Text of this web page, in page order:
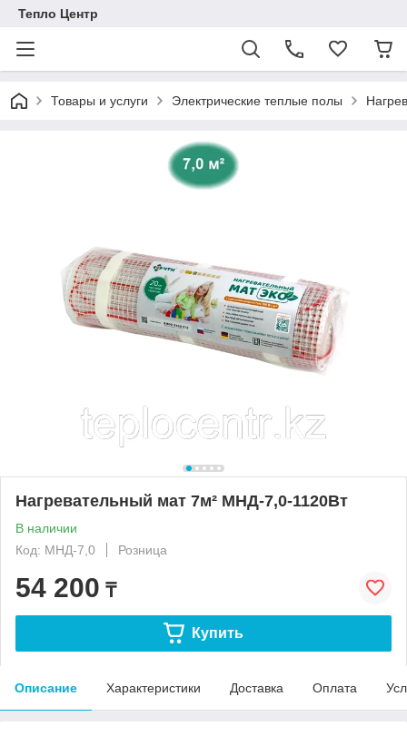
Тепло Центр
Товары и услуги Электрические теплые полы
Нагревательный мат 7м² МНД-7,0-1120Вт
В наличии
Код: МНД-7,0
Розница
54 200 ₸
Купить
Описание Характеристики Доставка Оплата